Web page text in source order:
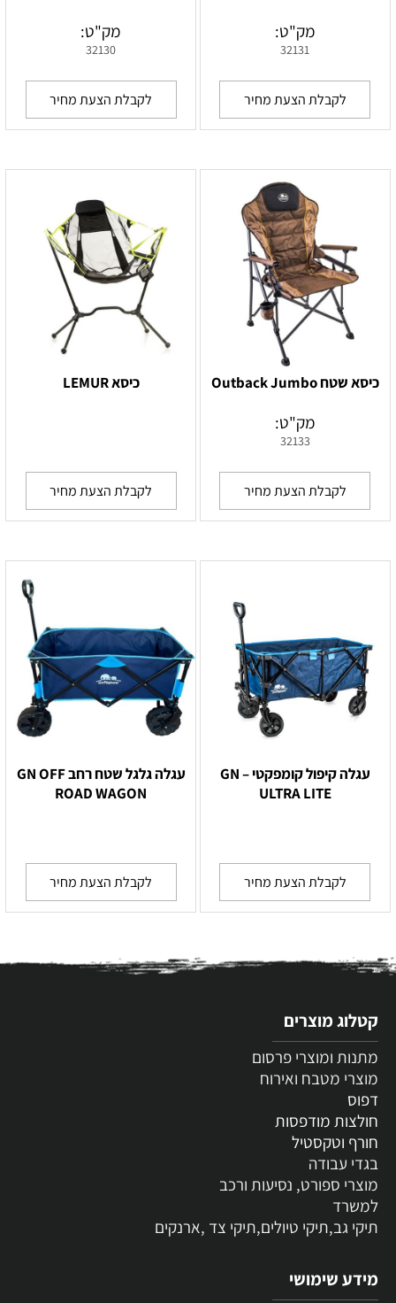
מק"ט:
32131
לקבלת הצעת מחיר
מק"ט:
32130
לקבלת הצעת מחיר
כיסא שטח Outback Jumbo
מק"ט:
32133
לקבלת הצעת מחיר
כיסא LEMUR
לקבלת הצעת מחיר
עגלה קיפול קומפקטי – GN
ULTRA LITE
לקבלת הצעת מחיר
עגלה גלגל שטח רחב GN OFF
ROAD WAGON
לקבלת הצעת מחיר
קטלוג מוצרים
מתנות ומוצרי פרסום
מוצרי מטבח ואירוח
דפוס
חולצות מודפסות
חורף וטקסטיל
בגדי עבודה
מוצרי ספורט, נסיעות ורכב
למשרד
תיקי גב,תיקי טיולים,תיקי צד ,ארנקים
מידע שימושי